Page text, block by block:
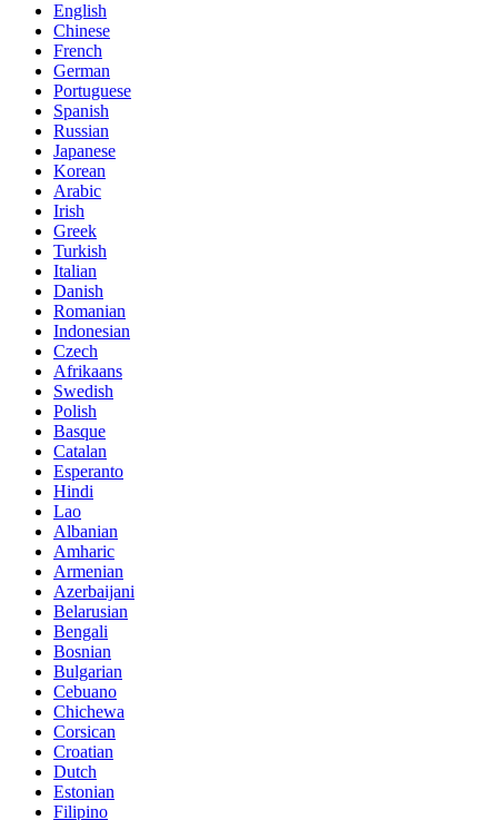
English
Chinese
French
German
Portuguese
Spanish
Russian
Japanese
Korean
Arabic
Irish
Greek
Turkish
Italian
Danish
Romanian
Indonesian
Czech
Afrikaans
Swedish
Polish
Basque
Catalan
Esperanto
Hindi
Lao
Albanian
Amharic
Armenian
Azerbaijani
Belarusian
Bengali
Bosnian
Bulgarian
Cebuano
Chichewa
Corsican
Croatian
Dutch
Estonian
Filipino